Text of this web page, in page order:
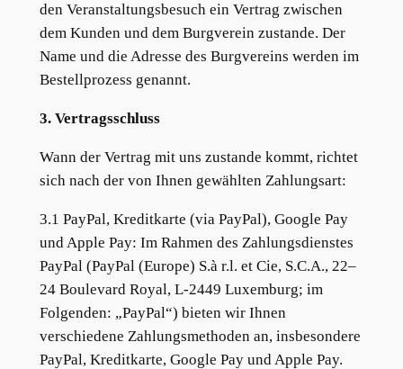
den Veranstaltungsbesuch ein Vertrag zwischen
dem Kunden und dem Burgverein zustande. Der
Name und die Adresse des Burgvereins werden im
Bestellprozess genannt.
3. Vertragsschluss
Wann der Vertrag mit uns zustande kommt, richtet
sich nach der von Ihnen gewählten Zahlungsart:
3.1 PayPal, Kreditkarte (via PayPal), Google Pay
und Apple Pay: Im Rahmen des Zahlungsdienstes
PayPal (PayPal (Europe) S.à r.l. et Cie, S.C.A., 22–
24 Boulevard Royal, L-2449 Luxemburg; im
Folgenden: „PayPal“) bieten wir Ihnen
verschiedene Zahlungsmethoden an, insbesondere
PayPal, Kreditkarte, Google Pay und Apple Pay.